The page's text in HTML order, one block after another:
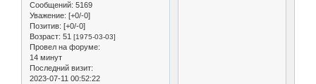
Сообщений: 5169
Уважение: [+0/-0]
Позитив: [+0/-0]
Возраст: 51 [1975-03-03]
Провел на форуме:
14 минут
Последний визит:
2023-07-11 00:52:22